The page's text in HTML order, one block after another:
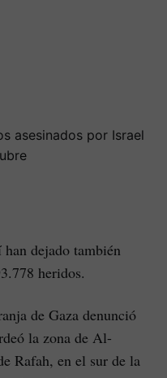
dejado también
heridos.
de Gaza denunció
la zona de Al-
Rafah, en el sur de la